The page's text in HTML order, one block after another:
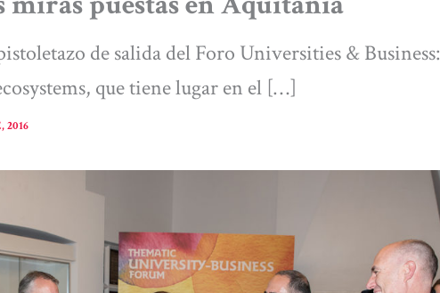
de salida del Foro Universities & Business:
que tiene lugar en el […]
2016